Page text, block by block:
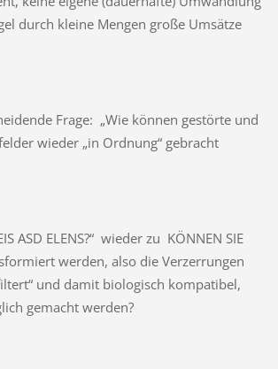
durch kleine Mengen große Umsätze
Frage: „Wie können gestörte und
wieder „in Ordnung“ gebracht
ASD ELENS?“ wieder zu KÖNNEN SIE
werden, also die Verzerrungen
und damit biologisch kompatibel,
gemacht werden?